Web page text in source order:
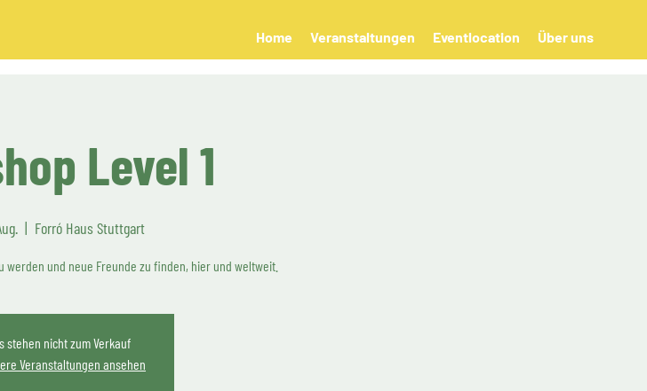
Home Veranstaltungen Eventlocation Über uns
Level 1
  |
Forró Haus Stuttgart
werden und neue Freunde zu finden, hier und weltweit.
stehen nicht zum Verkauf
Veranstaltungen ansehen